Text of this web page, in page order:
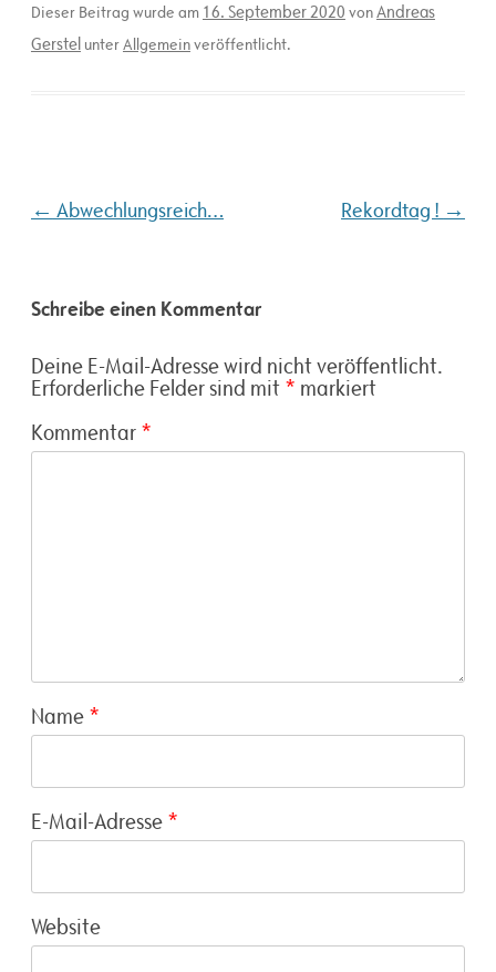
Dieser Beitrag wurde am 16. September 2020 vonAndreas
Gerstel unterAllgemeinveröffentlicht.
Beitragsnavigation
← Abwechlungsreich… Rekordtag ! →
Schreibe einen Kommentar
Deine E-Mail-Adresse wird nicht veröffentlicht.
Erforderliche Felder sind mit * markiert
Kommentar *
Name *
E-Mail-Adresse *
Website